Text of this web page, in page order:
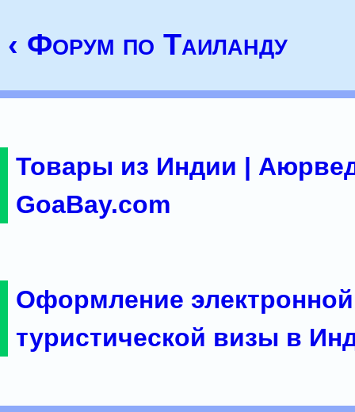
‹ Форум по Таиланду
Товары из Индии |
GoaBay.com
Оформление электронной
туристической визы в